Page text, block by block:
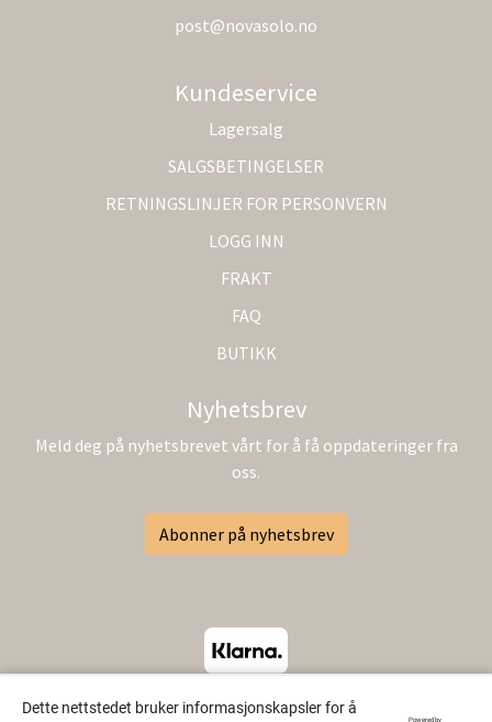
Dette nettstedet bruker informasjonskapsler for å
Powered by
post@novasolo.no
Kundeservice
Lagersalg
SALGSBETINGELSER
RETNINGSLINJER FOR PERSONVERN
LOGG INN
FRAKT
FAQ
BUTIKK
Nyhetsbrev
Meld deg på nyhetsbrevet vårt for å få oppdateringer fra
oss.
Abonner på nyhetsbrev